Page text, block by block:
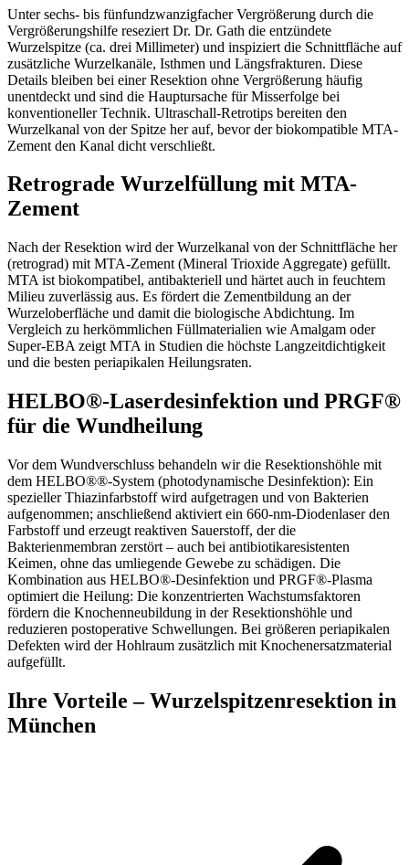
Unter sechs- bis fünfundzwanzigfacher Vergrößerung durch die
Vergrößerungshilfe reseziert Dr. Dr. Gath die entzündete
Wurzelspitze (ca. drei Millimeter) und inspiziert die Schnittfläche auf
zusätzliche Wurzelkanäle, Isthmen und Längsfrakturen. Diese
Details bleiben bei einer Resektion ohne Vergrößerung häufig
unentdeckt und sind die Hauptursache für Misserfolge bei
konventioneller Technik. Ultraschall-Retrotips bereiten den
Wurzelkanal von der Spitze her auf, bevor der biokompatible MTA-
Zement den Kanal dicht verschließt.
Retrograde Wurzelfüllung mit MTA-
Zement
Nach der Resektion wird der Wurzelkanal von der Schnittfläche her
(retrograd) mit MTA-Zement (Mineral Trioxide Aggregate) gefüllt.
MTA ist biokompatibel, antibakteriell und härtet auch in feuchtem
Milieu zuverlässig aus. Es fördert die Zementbildung an der
Wurzeloberfläche und damit die biologische Abdichtung. Im
Vergleich zu herkömmlichen Füllmaterialien wie Amalgam oder
Super-EBA zeigt MTA in Studien die höchste Langzeitdichtigkeit
und die besten periapikalen Heilungsraten.
HELBO®-Laserdesinfektion und PRGF®
für die Wundheilung
Vor dem Wundverschluss behandeln wir die Resektionshöhle mit
dem HELBO®®-System (photodynamische Desinfektion): Ein
spezieller Thiazinfarbstoff wird aufgetragen und von Bakterien
aufgenommen; anschließend aktiviert ein 660-nm-Diodenlaser den
Farbstoff und erzeugt reaktiven Sauerstoff, der die
Bakterienmembran zerstört – auch bei antibiotikaresistenten
Keimen, ohne das umliegende Gewebe zu schädigen. Die
Kombination aus HELBO®-Desinfektion und PRGF®-Plasma
optimiert die Heilung: Die konzentrierten Wachstumsfaktoren
fördern die Knochenneubildung in der Resektionshöhle und
reduzieren postoperative Schwellungen. Bei größeren periapikalen
Defekten wird der Hohlraum zusätzlich mit Knochenersatzmaterial
aufgefüllt.
Ihre Vorteile – Wurzelspitzenresektion in
München